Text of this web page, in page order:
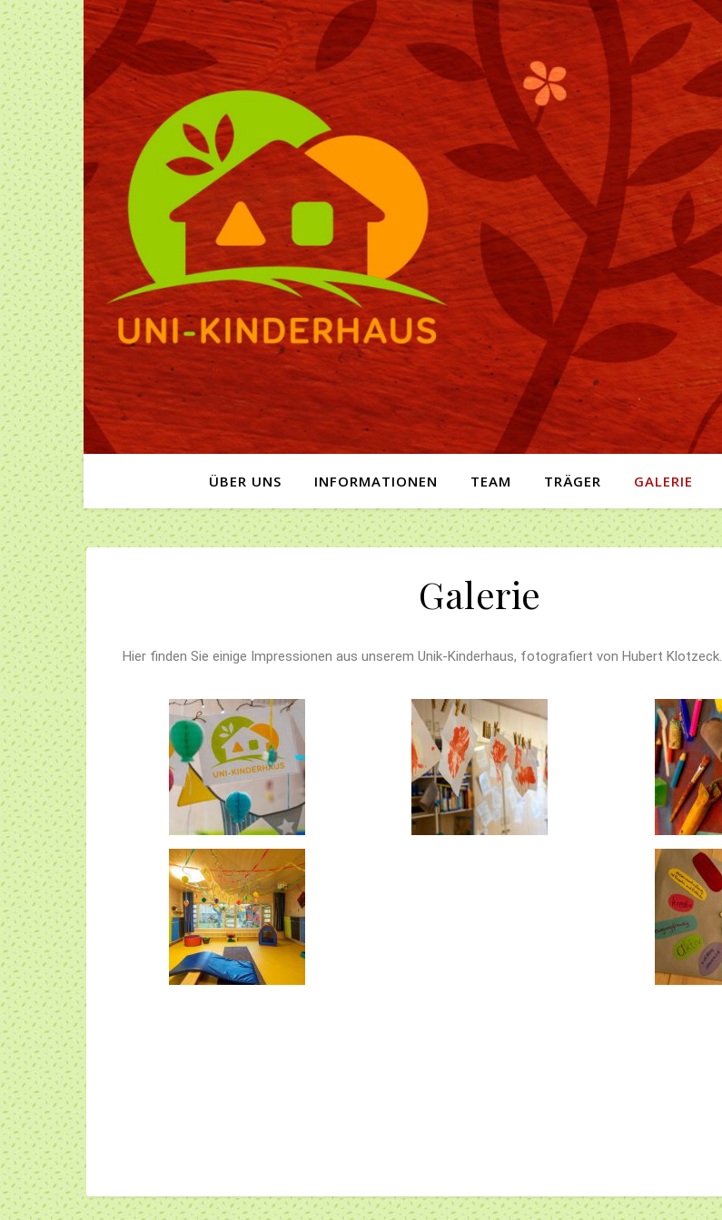
ÜBER UNS INFORMATIONEN TEAM TRÄGER GALERIE
Galerie
Hier finden Sie einige Impressionen aus unserem Unik-Kinderhaus, fotografiert von Hubert Klotzeck.